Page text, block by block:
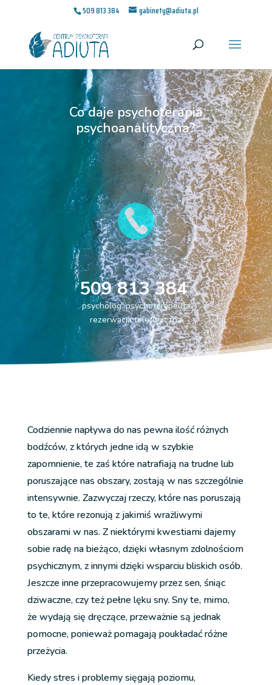
509 813 384 gabinety@adiuta.pl
Co daje psychoterapia
psychoanalityczna?
509 813 384
psycholog, psychoterapeuta
rezerwacja telefoniczna
Codziennie napływa do nas pewna ilość różnych
bodźców, z których jedne idą w szybkie
zapomnienie, te zaś które natrafiają na trudne lub
poruszające nas obszary, zostają w nas szczególnie
intensywnie. Zazwyczaj rzeczy, które nas poruszają
to te, które rezonują z jakimiś wrażliwymi
obszarami w nas. Z niektórymi kwestiami dajemy
sobie radę na bieżąco, dzięki własnym zdolnościom
psychicznym, z innymi dzięki wsparciu bliskich osób.
Jeszcze inne przepracowujemy przez sen, śniąc
dziwaczne, czy też pełne lęku sny. Sny te, mimo,
że wydają się dręczące, przeważnie są jednak
pomocne, ponieważ pomagają poukładać różne
przeżycia.
Kiedy stres i problemy sięgają poziomu,